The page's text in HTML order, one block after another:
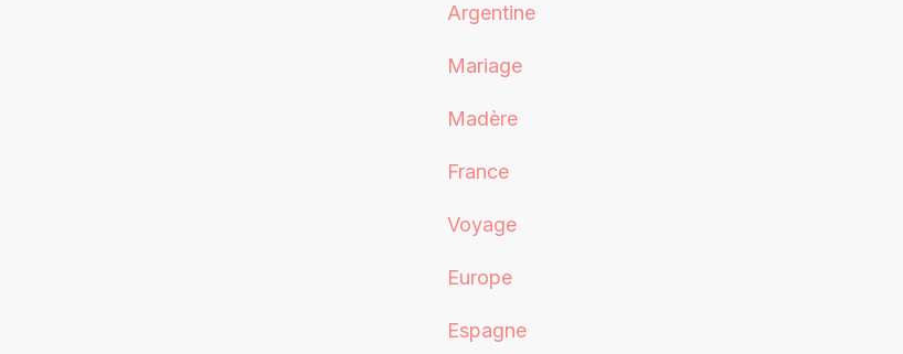
Argentine
Mariage
Madère
France
Voyage
Europe
Espagne